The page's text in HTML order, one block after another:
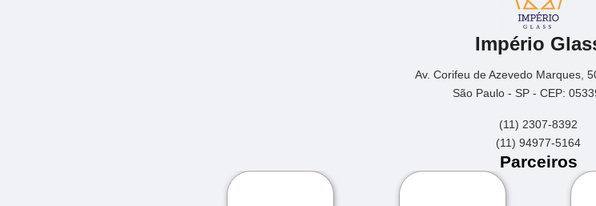
Império
Av. Corifeu de Azevedo Marques,
São Paulo - SP - CEP:
(11) 2307-8392
(11) 94977-5164
Parceiros